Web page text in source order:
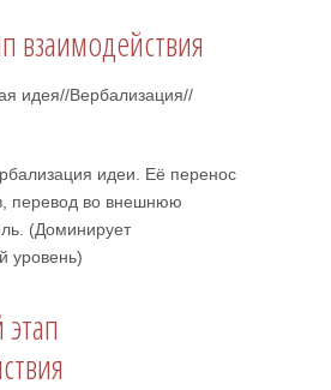
взаимодействия
идея//Вербализация//
идеи. Её перенос
перевод во внешнюю
(Доминирует
уровень)